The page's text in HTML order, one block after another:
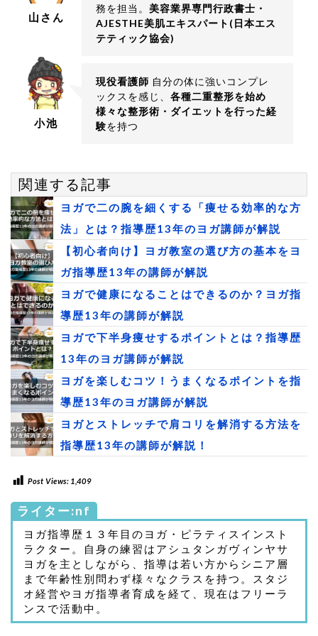
山さん
務を担当。 美容業界専門行政書士・
AJESTHE美肌エキスパート(日本エス
テティック協会)
小池
現役看護師 自分の体に強いコンプレ
ックスを感じ、 各種二重整形を始め
様々な整形術・ダイエットを行った経
験を持つ
関連する記事
ヨガで二の腕を細くする「痩せる効率的な方
法」とは？指導歴13年のヨガ講師が解説
【初心者向け】ヨガ教室の選び方の基本をヨ
ガ指導歴13年の講師が解説
ヨガで健康になることはできるのか？ヨガ指
導歴13年の講師が解説
ヨガで下半身痩せするポイントとは？指導歴
13年のヨガ講師が解説
ヨガを楽しむコツ！うまくなるポイントを指
導歴13年のヨガ講師が解説
ヨガとストレッチで肩コリを解消する方法を
指導歴13年の講師が解説！
Post Views: 1,409
ライター:nf
ヨガ指導歴１３年目のヨガ・ピラティスインスト
ラクター。自身の練習はアシュタンガヴィンヤサ
ヨガを主としながら、指導は若い方からシニア層
まで年齢性別問わず様々なクラスを持つ。スタジ
オ経営やヨガ指導者育成を経て、現在はフリーラ
ンスで活動中。